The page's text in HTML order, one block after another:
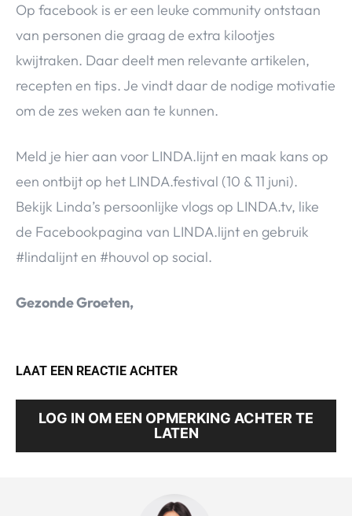
Op facebook is er een leuke community ontstaan
van personen die graag de extra kilootjes
kwijtraken. Daar deelt men relevante artikelen,
recepten en tips. Je vindt daar de nodige motivatie
om de zes weken aan te kunnen.
Meld je hier aan voor LINDA.lijnt en maak kans op
een ontbijt op het LINDA.festival (10 & 11 juni).
Bekijk Linda’s persoonlijke vlogs op LINDA.tv, like
de Facebookpagina van LINDA.lijnt en gebruik
#lindalijnt en #houvol op social.
Gezonde Groeten,
LAAT EEN REACTIE ACHTER
LOG IN OM EEN OPMERKING ACHTER TE
LATEN